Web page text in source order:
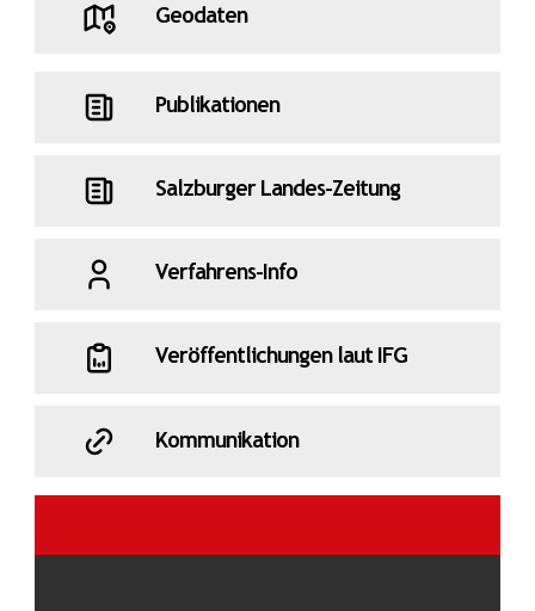
Geodaten
Publikationen
Salzburger Landes-Zeitung
Verfahrens-Info
Veröffentlichungen laut IFG
Kommunikation